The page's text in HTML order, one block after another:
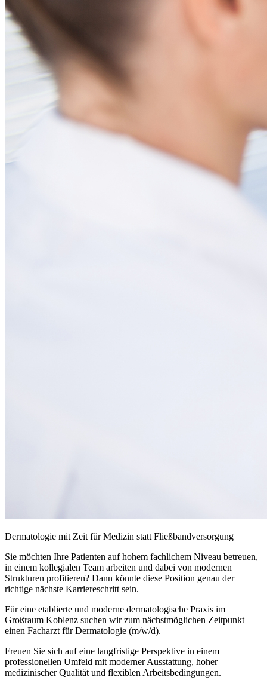
Dermatologie mit Zeit für Medizin statt Fließbandversorgung
Sie möchten Ihre Patienten auf hohem fachlichem Niveau betreuen,
in einem kollegialen Team arbeiten und dabei von modernen
Strukturen profitieren? Dann könnte diese Position genau der
richtige nächste Karriereschritt sein.
Für eine etablierte und moderne dermatologische Praxis im
Großraum Koblenz suchen wir zum nächstmöglichen Zeitpunkt
einen Facharzt für Dermatologie (m/w/d).
Freuen Sie sich auf eine langfristige Perspektive in einem
professionellen Umfeld mit moderner Ausstattung, hoher
medizinischer Qualität und flexiblen Arbeitsbedingungen.